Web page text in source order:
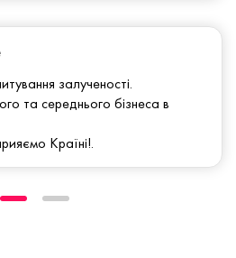
залученості.
та середнього бізнеса в
Країні!.